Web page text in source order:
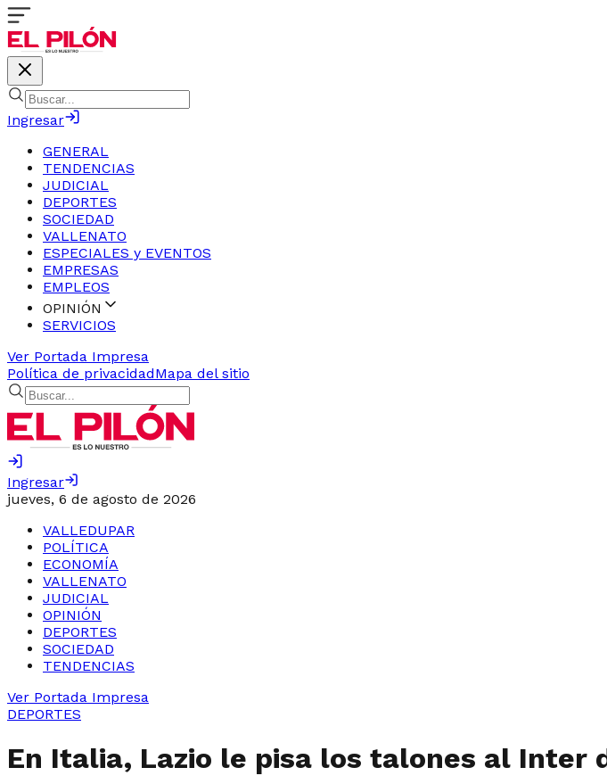
Ingresar
GENERAL
TENDENCIAS
JUDICIAL
DEPORTES
SOCIEDAD
VALLENATO
ESPECIALES y EVENTOS
EMPRESAS
EMPLEOS
OPINIÓN
SERVICIOS
Ver Portada Impresa
Política de privacidadMapa del sitio
Ingresar
jueves, 6 de agosto de 2026
VALLEDUPAR
POLÍTICA
ECONOMÍA
VALLENATO
JUDICIAL
OPINIÓN
DEPORTES
SOCIEDAD
TENDENCIAS
Ver Portada Impresa
DEPORTES
En Italia, Lazio le pisa los talones al Inter